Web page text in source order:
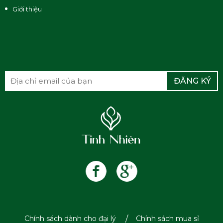
Giới thiệu
ĐĂNG KÝ
Chính sách dành cho đại lý Chính sách mua sỉ